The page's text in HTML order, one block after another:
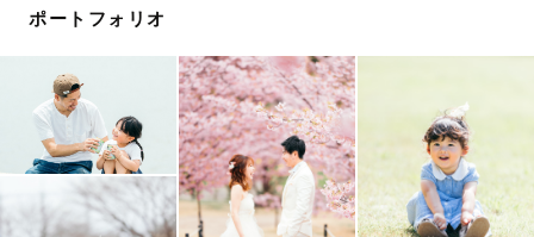
「こんな場所で撮りたい」
その他撮影にあたり気になる点や不安な事がございました
ら、いつでもお気軽にご相談ください😊
ポートフォリオ